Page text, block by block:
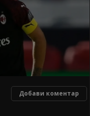
Добави коментар